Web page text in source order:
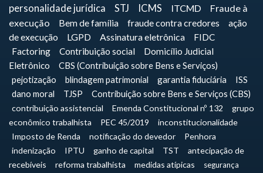
personalidade jurídica
STJ ICMS ITCMD
Fraude à
execução
Bem de família fraude contra credores
ação
de execução
LGPD Assinatura eletrônica
FIDC
Factoring
Contribuição social
Domicílio Judicial
Eletrônico
CBS (Contribuição sobre Bens e Serviços)
pejotização
blindagem patrimonial garantia fiduciária
ISS
dano moral
TJSP Contribuição sobre Bens e Serviços (CBS)
contribuição assistencial Emenda Constitucional nº 132
grupo
econômico trabalhista
PEC 45/2019
inconstitucionalidade
Imposto de Renda
notificação do devedor
Penhora
indenização
IPTU ganho de capital TST
antecipação de
recebíveis
reforma trabalhista medidas atípicas
segurança